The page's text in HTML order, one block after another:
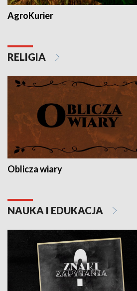
AgroKurier
RELIGIA
Oblicza wiary
NAUKA I EDUKACJA